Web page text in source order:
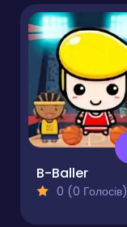
B-Baller
0 (0 Голосів)